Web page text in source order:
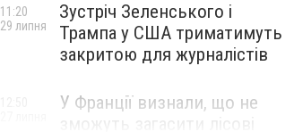
Зустріч Зеленського і
Трампа у США триматимуть
закритою для журналістів
11:20
29 липня
У Франції визнали, що не